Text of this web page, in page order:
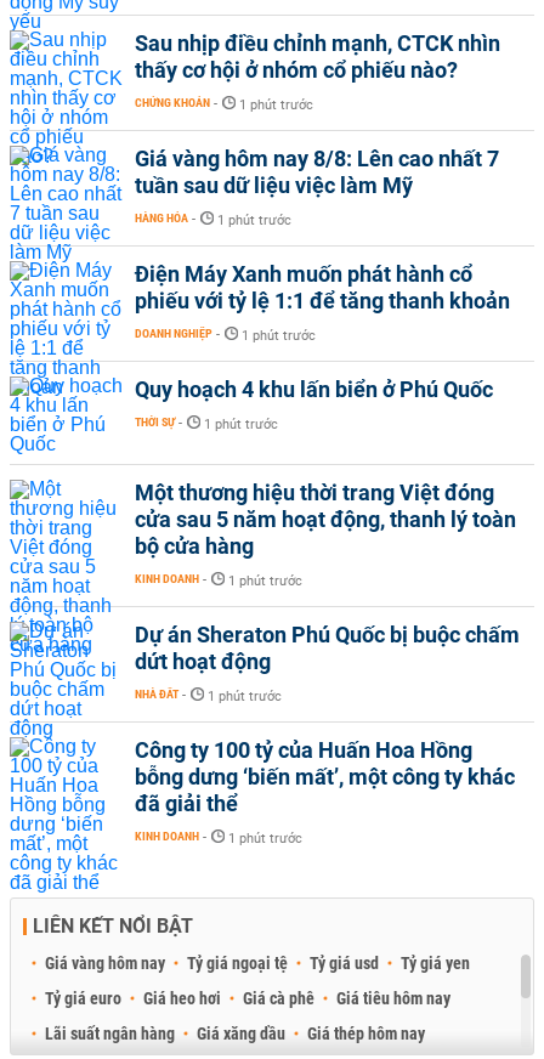
Sau nhịp điều chỉnh mạnh, CTCK nhìn
thấy cơ hội ở nhóm cổ phiếu nào?
CHỨNG KHOÁN - 1 phút trước
Giá vàng hôm nay 8/8: Lên cao nhất 7
tuần sau dữ liệu việc làm Mỹ
HÀNG HÓA - 1 phút trước
Điện Máy Xanh muốn phát hành cổ
phiếu với tỷ lệ 1:1 để tăng thanh khoản
DOANH NGHIỆP - 1 phút trước
Quy hoạch 4 khu lấn biển ở Phú Quốc
THỜI SỰ - 1 phút trước
Một thương hiệu thời trang Việt đóng
cửa sau 5 năm hoạt động, thanh lý toàn
bộ cửa hàng
KINH DOANH - 1 phút trước
Dự án Sheraton Phú Quốc bị buộc chấm
dứt hoạt động
NHÀ ĐẤT - 1 phút trước
Công ty 100 tỷ của Huấn Hoa Hồng
bỗng dưng ‘biến mất’, một công ty khác
đã giải thể
KINH DOANH - 1 phút trước
LIÊN KẾT NỔI BẬT
Giá vàng hôm nay Tỷ giá ngoại tệ Tỷ giá usd
Tỷ giá yen
Tỷ giá euro
Giá heo hơi Giá cà phê
Giá tiêu hôm nay
Lãi suất ngân hàng
Giá xăng dầu Giá thép hôm nay